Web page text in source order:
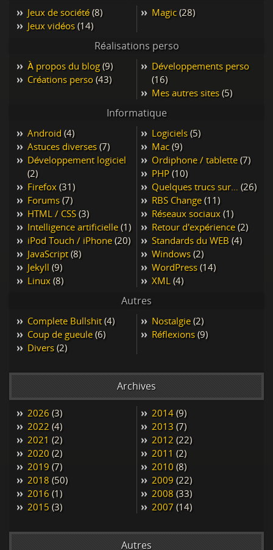
Jeux de société (8)
Jeux vidéos (14)
Magic (28)
Réalisations perso
À propos du blog (9)
Créations perso (43)
Développements perso
(16)
Mes autres sites (5)
Informatique
Android (4)
Astuces diverses (7)
Développement logiciel
(2)
Firefox (31)
Forums (7)
HTML / CSS (3)
Intelligence artificielle (1)
iPod Touch / iPhone (20)
JavaScript (8)
Jekyll (9)
Linux (8)
Logiciels (5)
Mac (9)
Ordiphone / tablette (7)
PHP (10)
Quelques trucs sur… (26)
RBS Change (11)
Réseaux sociaux (1)
Retour d'expérience (2)
Standards du WEB (4)
Windows (2)
WordPress (14)
XML (4)
Autres
Complete Bullshit (4)
Coup de gueule (6)
Divers (2)
Nostalgie (2)
Réflexions (9)
Archives
2026 (3)
2022 (4)
2021 (2)
2020 (2)
2019 (7)
2018 (50)
2016 (1)
2015 (3)
2014 (9)
2013 (7)
2012 (22)
2011 (2)
2010 (8)
2009 (22)
2008 (33)
2007 (14)
Autres